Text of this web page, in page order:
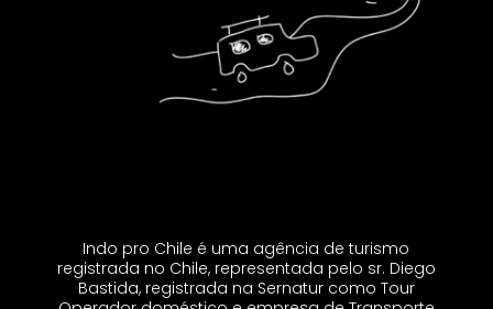
Indo pro Chile é uma agência de turismo
registrada no Chile, representada pelo sr. Diego
Bastida, registrada na Sernatur como Tour